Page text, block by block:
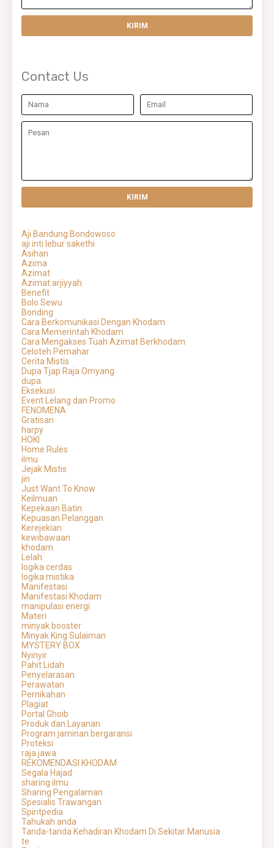
Contact Us
Aji Bandung Bondowoso
aji inti lebur sakethi
Asihan
Azima
Azimat
Azimat arjiyyah
Benefit
Bolo Sewu
Bonding
Cara Berkomunikasi Dengan Khodam
Cara Memerintah Khodam
Cara Mengakses Tuah Azimat Berkhodam
Celoteh Pemahar
Cerita Mistis
Dupa Tjap Raja Omyang
dupa.
Eksekusi
Event Lelang dan Promo
FENOMENA
Gratisan
harpy
HOKI
Home Rules
ilmu
Jejak Mistis
jin
Just Want To Know
Keilmuan
Kepekaan Batin
Kepuasan Pelanggan
Kerejekian
kewibawaan
khodam
Lelah
logika cerdas
logika mistika
Manifestasi
Manifestasi Khodam
manipulasi energi
Materi
minyak booster
Minyak King Sulaiman
MYSTERY BOX
Nyinyir
Pahit Lidah
Penyelarasan
Perawatan
Pernikahan
Plagiat
Portal Ghoib
Produk dan Layanan
Program jaminan bergaransi
Proteksi
raja jawa
REKOMENDASI KHODAM
Segala Hajad
sharing ilmu
Sharing Pengalaman
Spesialis Trawangan
Spiritpedia
Tahukah anda
Tanda-tanda Kehadiran Khodam Di Sekitar Manusia
te